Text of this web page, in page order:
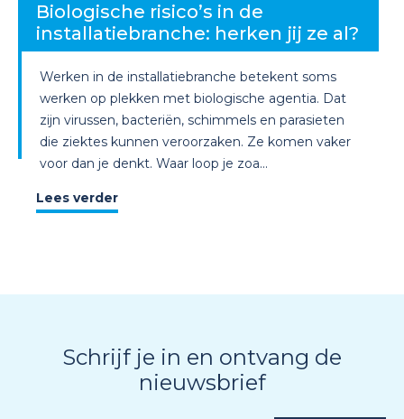
Biologische risico’s in de
installatiebranche: herken jij ze al?
Werken in de installatiebranche betekent soms
werken op plekken met biologische agentia. Dat
zijn virussen, bacteriën, schimmels en parasieten
die ziektes kunnen veroorzaken. Ze komen vaker
voor dan je denkt. Waar loop je zoa...
Lees verder
Schrijf je in en ontvang de
nieuwsbrief